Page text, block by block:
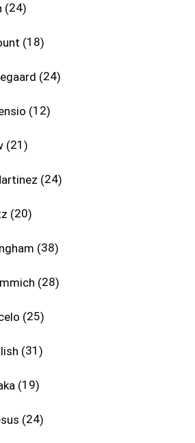
24
18
24
12
21
24
20
38
28
25
31
19
24